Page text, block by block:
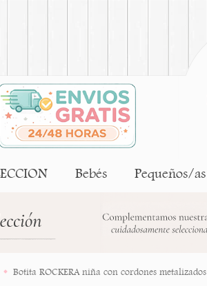
Bebés Pequeños/as
Botita ROCKERA niña con cordones